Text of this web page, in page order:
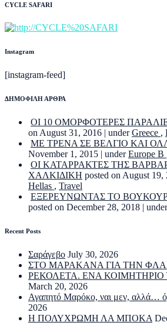
CYCLE SAFARI
Instagram
[instagram-feed]
ΔΗΜΟΦΙΛΗ ΑΡΘΡΑ
ΟΙ 10 ΟΜΟΡΦΟΤΕΡΕΣ
on August 31, 2016 | underGreece ,
ΜΕ ΤΡΕΝΑ ΣΕ ΒΕΛΓΙΟ ΚΑΙ
November 1, 2015 | underEurope B
ΟΙ ΚΑΤΑΡΡΑΚΤΕΣ ΤΗΣ
ΧΑΛΚΙΔΙΚΗ posted on August 19,
Hellas , Travel
ΕΞΕΡΕΥΝΩΝΤΑΣ ΤΟ
posted on December 28, 2018 |
Recent Posts
Σαράγεβο July 30, 2026
ΣΤΟ ΜΑΡΑΚΑΝΑ ΓΙΑ ΤΗΝ
ΡΕΚΟΛΕΤΑ. ΕΝΑ ΚΟΙΜΗΤΗΡΙΟ
March 20, 2026
Αγαπητό Μαρόκο, ναι μεν, αλλά…
2026
Η ΠΟΛΥΧΡΩΜΗ ΛΑ ΜΠΟΚΑ